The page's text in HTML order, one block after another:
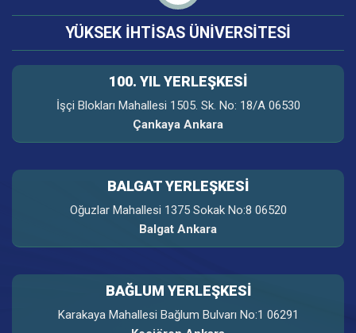
YÜKSEK İHTİSAS ÜNİVERSİTESİ
100. YIL YERLEŞKESI
İşçi Blokları Mahallesi 1505. Sk. No: 18/A 06530
Çankaya Ankara
BALGAT YERLEŞKESİ
Oğuzlar Mahallesi 1375 Sokak No:8 06520
Balgat Ankara
BAĞLUM YERLEŞKESİ
Karakaya Mahallesi Bağlum Bulvarı No:1 06291